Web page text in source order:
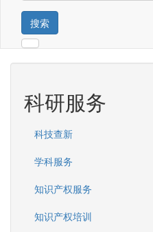
搜索
科研服务
科技查新
学科服务
知识产权服务
知识产权培训